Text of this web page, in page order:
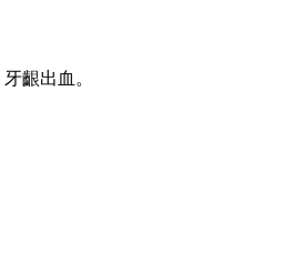
齦出血。